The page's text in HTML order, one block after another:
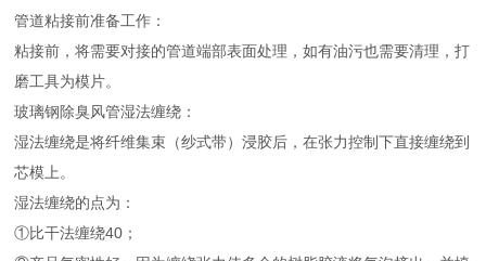
管道粘接前准备工作：
粘接前，将需要对接的管道端部表面处理，如有油污也需要清理，打
磨工具为模片。
玻璃钢除臭风管湿法缠绕：
湿法缠绕是将纤维集束（纱式带）浸胶后，在张力控制下直接缠绕到
芯模上。
湿法缠绕的点为：
①比干法缠绕40；